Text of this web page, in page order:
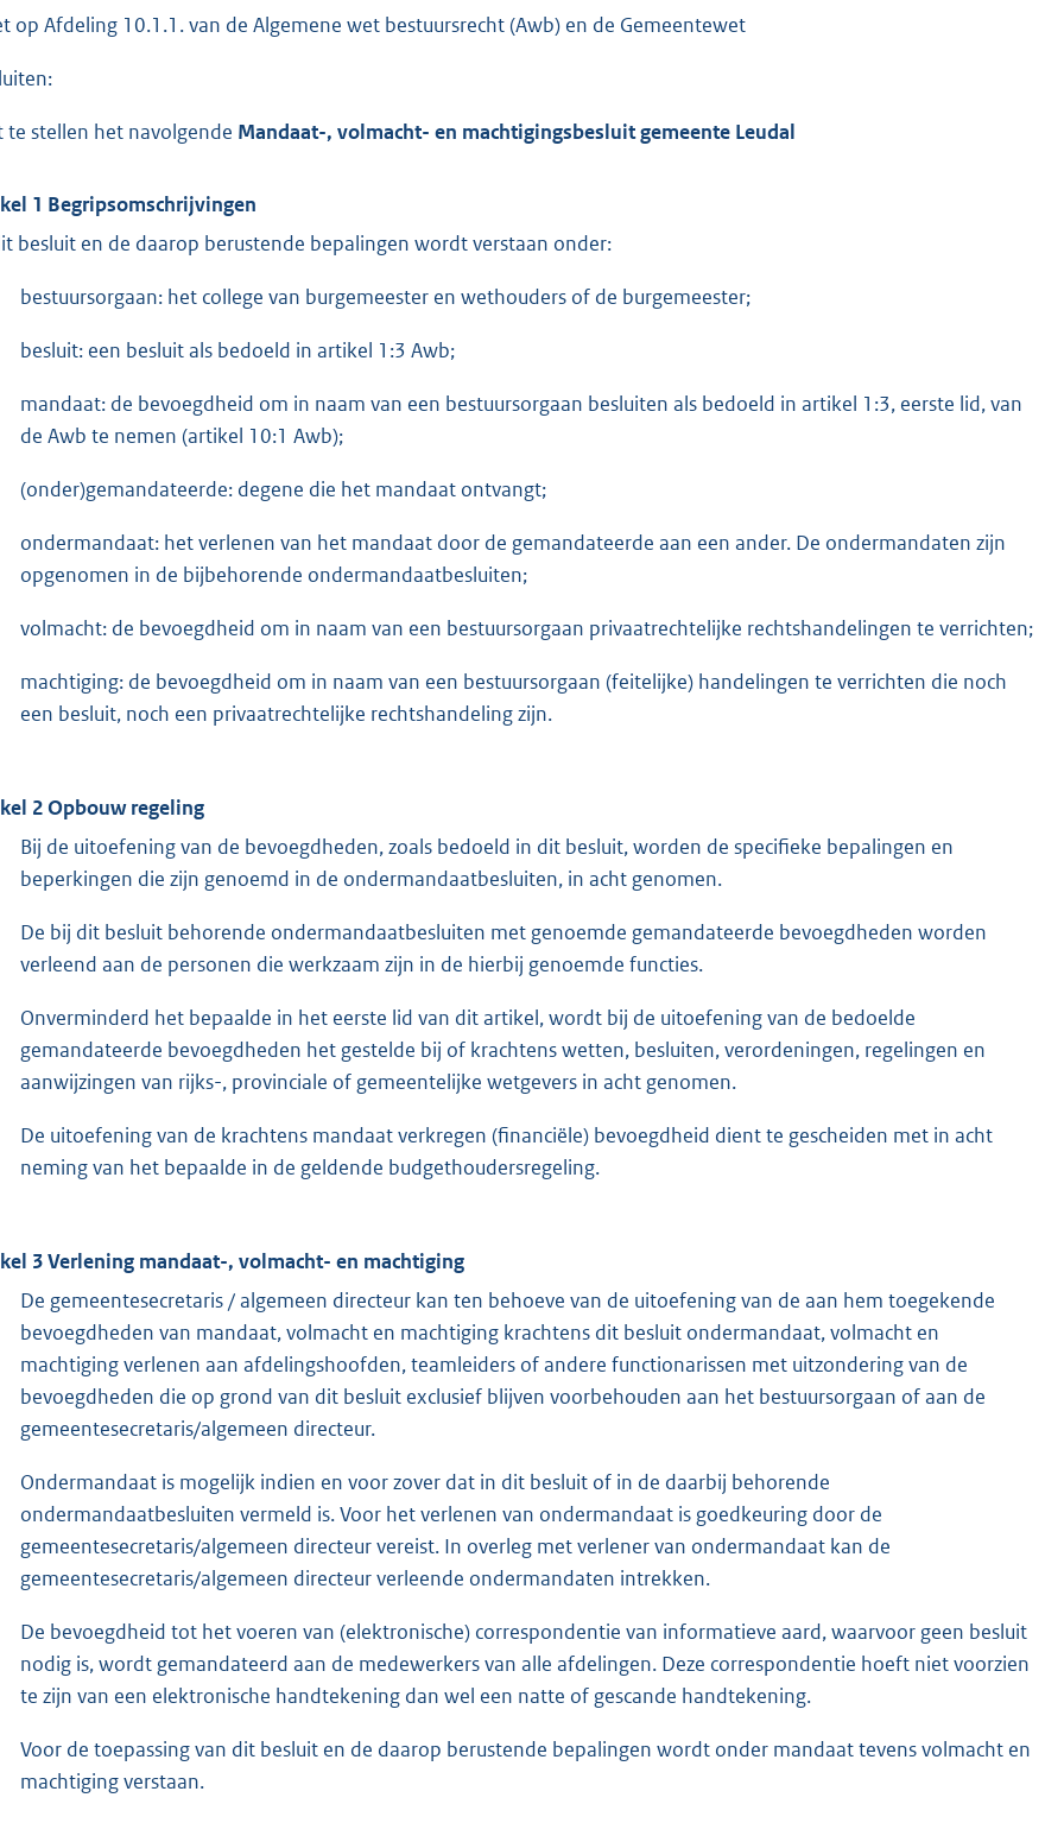
op Afdeling 10.1.1. van de Algemene wet bestuursrecht (Awb) en de Gemeentewet
te stellen het navolgende Mandaat-, volmacht- en machtigingsbesluit gemeente Leudal
1 Begripsomschrijvingen
besluit en de daarop berustende bepalingen wordt verstaan onder:
bestuursorgaan: het college van burgemeester en wethouders of de burgemeester;
besluit: een besluit als bedoeld in artikel 1:3 Awb;
mandaat: de bevoegdheid om in naam van een bestuursorgaan besluiten als bedoeld in artikel 1:3, eerste lid, van
de Awb te nemen (artikel 10:1 Awb);
(onder)gemandateerde: degene die het mandaat ontvangt;
ondermandaat: het verlenen van het mandaat door de gemandateerde aan een ander. De ondermandaten zijn
opgenomen in de bijbehorende ondermandaatbesluiten;
volmacht: de bevoegdheid om in naam van een bestuursorgaan privaatrechtelijke rechtshandelingen te verrichten;
machtiging: de bevoegdheid om in naam van een bestuursorgaan (feitelijke) handelingen te verrichten die noch
een besluit, noch een privaatrechtelijke rechtshandeling zijn.
2Opbouw regeling
Bij de uitoefening van de bevoegdheden, zoals bedoeld in dit besluit, worden de specifieke bepalingen en
beperkingen die zijn genoemd in de ondermandaatbesluiten, in acht genomen.
De bij dit besluit behorende ondermandaatbesluiten met genoemde gemandateerde bevoegdheden worden
verleend aan de personen die werkzaam zijn in de hierbij genoemde functies.
Onverminderd het bepaalde in het eerste lid van dit artikel, wordt bij de uitoefening van de bedoelde
gemandateerde bevoegdheden het gestelde bij of krachtens wetten, besluiten, verordeningen, regelingen en
aanwijzingen van rijks-, provinciale of gemeentelijke wetgevers in acht genomen.
De uitoefening van de krachtens mandaat verkregen (financiële) bevoegdheid dient te gescheiden met in acht
neming van het bepaalde in de geldende budgethoudersregeling.
3Verlening mandaat-, volmacht- en machtiging
De gemeentesecretaris / algemeen directeur kan ten behoeve van de uitoefening van de aan hem toegekende
bevoegdheden van mandaat, volmacht en machtiging krachtens dit besluit ondermandaat, volmacht en
machtiging verlenen aan afdelingshoofden, teamleiders of andere functionarissen met uitzondering van de
bevoegdheden die op grond van dit besluit exclusief blijven voorbehouden aan het bestuursorgaan of aan de
gemeentesecretaris/algemeen directeur.
Ondermandaat is mogelijk indien en voor zover dat in dit besluit of in de daarbij behorende
ondermandaatbesluiten vermeld is. Voor het verlenen van ondermandaat is goedkeuring door de
gemeentesecretaris/algemeen directeur vereist. In overleg met verlener van ondermandaat kan de
gemeentesecretaris/algemeen directeur verleende ondermandaten intrekken.
De bevoegdheid tot het voeren van (elektronische) correspondentie van informatieve aard, waarvoor geen besluit
nodig is, wordt gemandateerd aan de medewerkers van alle afdelingen. Deze correspondentie hoeft niet voorzien
te zijn van een elektronische handtekening dan wel een natte of gescande handtekening.
Voor de toepassing van dit besluit en de daarop berustende bepalingen wordt onder mandaat tevens volmacht en
machtiging verstaan.